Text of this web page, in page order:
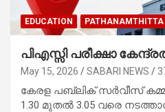
EDUCATION PATHANAMTHITTA
പിഎസ്സി പരീക്ഷാ
May 15, 2026 SABARI NEWS
കേരള പബ്ലിക് സര്‍വീസ്
1.30 മുതല്‍ 3.05 വരെ